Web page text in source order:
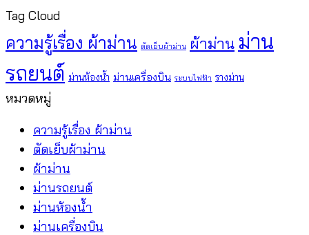
ผ้า
ม่าน
ทรี
Tube
ม่าน
Tag Cloud
ความรู้เรื่อง ผ้าม่าน ตัดเย็บผ้าม่าน ผ้าม่าน ม่าน
รถยนต์ ม่านห้องน้ำ ม่านเครื่องบิน ระบบไฟฟ้า รางม่าน
หมวดหมู่
ความรู้เรื่อง ผ้าม่าน
ตัดเย็บผ้าม่าน
ผ้าม่าน
ม่านรถยนต์
ม่านห้องน้ำ
ม่านเครื่องบิน